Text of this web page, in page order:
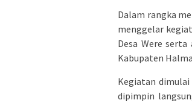
Dalam rangka
menggelar
Desa Were
Kabupaten
Kegiatan
dipimpin